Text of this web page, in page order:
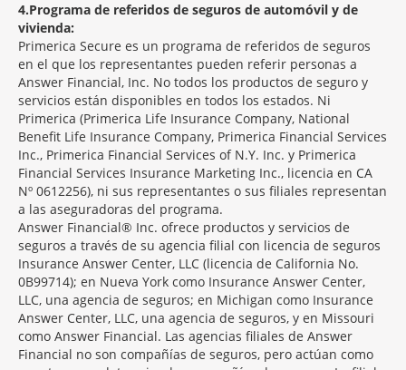
4 Programa de referidos de seguros de automóvil y de
vivienda:
Primerica Secure es un programa de referidos de seguros
en el que los representantes pueden referir personas a
Answer Financial, Inc. No todos los productos de seguro y
servicios están disponibles en todos los estados. Ni
Primerica (Primerica Life Insurance Company, National
Benefit Life Insurance Company, Primerica Financial Services
Inc., Primerica Financial Services of N.Y. Inc. y Primerica
Financial Services Insurance Marketing Inc., licencia en CA
Nº 0612256), ni sus representantes o sus filiales representan
a las aseguradoras del programa.
Answer Financial® Inc. ofrece productos y servicios de
seguros a través de su agencia filial con licencia de seguros
Insurance Answer Center, LLC (licencia de California No.
0B99714); en Nueva York como Insurance Answer Center,
LLC, una agencia de seguros; en Michigan como Insurance
Answer Center, LLC, una agencia de seguros, y en Missouri
como Answer Financial. Las agencias filiales de Answer
Financial no son compañías de seguros, pero actúan como